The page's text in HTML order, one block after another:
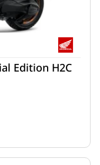
Edition H2C